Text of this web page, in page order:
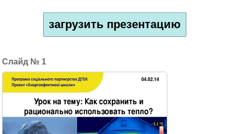
загрузить презентацию
1